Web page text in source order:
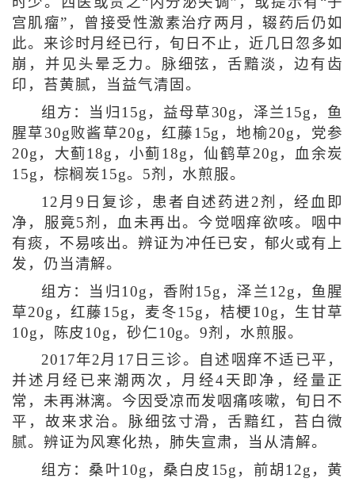
宫肌瘤”，曾接受性激素治疗两月，辍药后仍如
此。来诊时月经已行，旬日不止，近几日忽多如
崩，并见头晕乏力。脉细弦，舌黯淡，边有齿
印，苔黄腻，当益气清固。
组方：当归15g，益母草30g，泽兰15g，鱼
腥草30g败酱草20g，红藤15g，地榆20g，党参
20g，大蓟18g，小蓟18g，仙鹤草20g，血余炭
15g，棕榈炭15g。5剂，水煎服。
12月9日复诊，患者自述药进2剂，经血即
净，服竟5剂，血未再出。今觉咽痒欲咳。咽中
有痰，不易咳出。辨证为冲任已安，郁火或有上
发，仍当清解。
组方：当归10g，香附15g，泽兰12g，鱼腥
草20g，红藤15g，麦冬15g，桔梗10g，生甘草
10g，陈皮10g，砂仁10g。9剂，水煎服。
2017年2月17日三诊。自述咽痒不适已平，
并述月经已来潮两次，月经4天即净，经量正
常，未再淋漓。今因受凉而发咽痛咳嗽，旬日不
平，故来求治。脉细弦寸滑，舌黯红，苔白微
腻。辨证为风寒化热，肺失宣肃，当从清解。
组方：桑叶10g，桑白皮15g，前胡12g，黄